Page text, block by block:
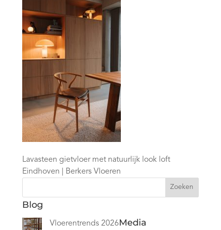
Lavasteen gietvloer met natuurlijk look loft
Eindhoven | Berkers Vloeren
Zoeken
Blog
Vloerentrends 2026Media